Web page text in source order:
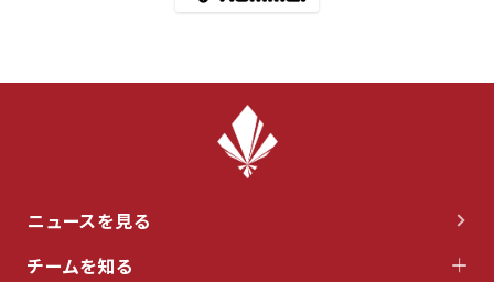
ニュースを見る
チームを知る